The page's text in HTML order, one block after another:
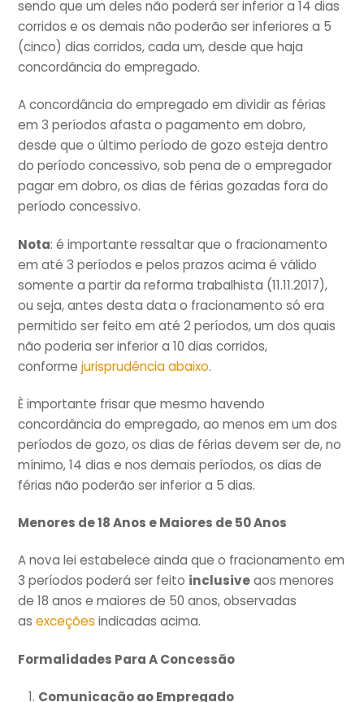
sendo que um deles não poderá ser inferior a 14 dias
corridos e os demais não poderão ser inferiores a 5
(cinco) dias corridos, cada um, desde que haja
concordância do empregado.
A concordância do empregado em dividir as férias
em 3 períodos afasta o pagamento em dobro,
desde que o último período de gozo esteja dentro
do período concessivo, sob pena de o empregador
pagar em dobro, os dias de férias gozadas fora do
período concessivo.
Nota: é importante ressaltar que o fracionamento
em até 3 períodos e pelos prazos acima é válido
somente a partir da reforma trabalhista (11.11.2017),
ou seja, antes desta data o fracionamento só era
permitido ser feito em até 2 períodos, um dos quais
não poderia ser inferior a 10 dias corridos,
conformejurisprudência abaixo.
È importante frisar que mesmo havendo
concordância do empregado, ao menos em um dos
períodos de gozo, os dias de férias devem ser de, no
mínimo, 14 dias e nos demais períodos, os dias de
férias não poderão ser inferior a 5 dias.
Menores de 18 Anos e Maiores de 50 Anos
A nova lei estabelece ainda que o fracionamento em
3 períodos poderá ser feito inclusiveaos menores
de 18 anos e maiores de 50 anos, observadas
asexceções indicadas acima.
Formalidades Para A Concessão
Comunicação ao Empregado